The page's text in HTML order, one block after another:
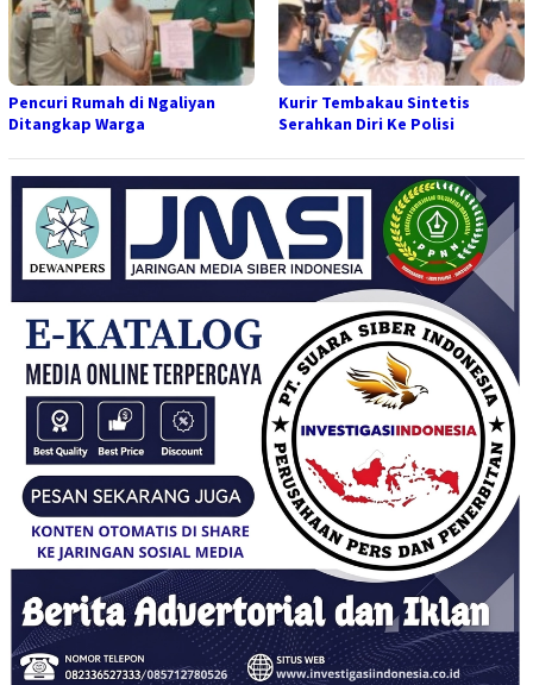
Pencuri Rumah di Ngaliyan
Ditangkap Warga
Kurir Tembakau Sintetis
Serahkan Diri Ke Polisi